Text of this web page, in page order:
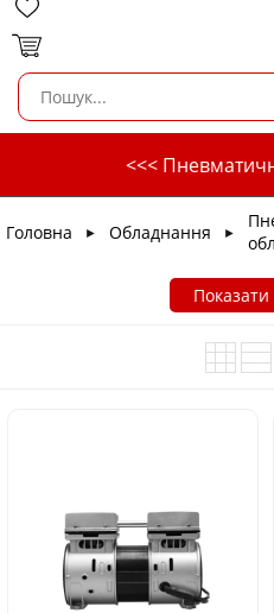
<<<
Головна ► Обладнання ►
Показати